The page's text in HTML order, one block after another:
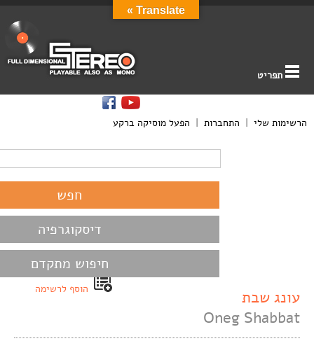
תפריט
הרשימות שלי | התחברות | הפעל מוסיקה ברקע
דיסקוגרפיה
חיפוש מתקדם
הוסף לרשימה
עונג שבת
Oneg Shabbat
Translate »